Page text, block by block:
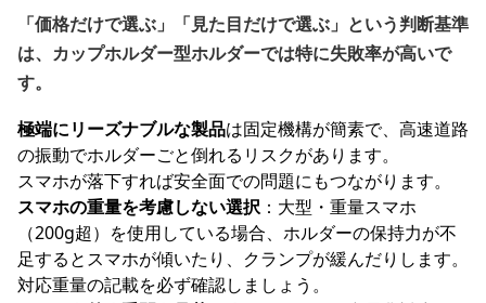
「価格だけで選ぶ」「見た目だけで選ぶ」という判断基準
は、カップホルダー型ホルダーでは特に失敗率が高いで
す。
極端にリーズナブルな製品は固定機構が簡素で、高速道路
の振動でホルダーごと倒れるリスクがあります。
スマホが落下すれば安全面での問題にもつながります。
スマホの重量を考慮しない選択 ：大型・重量スマホ
（200g超）を使用している場合、ホルダーの保持力が不
足するとスマホが傾いたり、クランプが緩んだりします。
対応重量の記載を必ず確認しましょう。